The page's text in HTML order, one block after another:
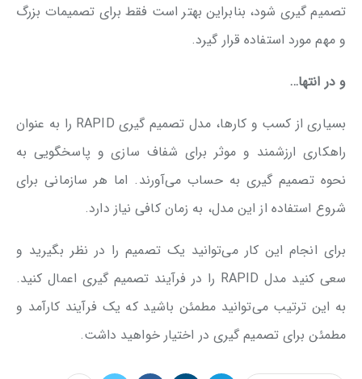
تصمیم گیری شود، بنابراین بهتر است فقط برای تصمیمات بزرگ
و مهم مورد استفاده قرار گیرد.
و در انتها…
بسیاری از کسب و کارها، مدل تصمیم گیری RAPID را به عنوان
راهکاری ارزشمند و موثر برای شفاف سازی و پاسخگویی به
نحوه تصمیم گیری به حساب می‌آورند. اما هر سازمانی برای
شروع استفاده از این مدل، به زمان کافی نیاز دارد.
برای انجام این کار می‌توانید یک تصمیم را در نظر بگیرید و
سعی کنید مدل RAPID را در فرآیند تصمیم گیری اعمال کنید.
به این ترتیب می‌توانید مطمئن باشید که یک فرآیند کارآمد و
مطمئن برای تصمیم گیری در اختیار خواهید داشت.